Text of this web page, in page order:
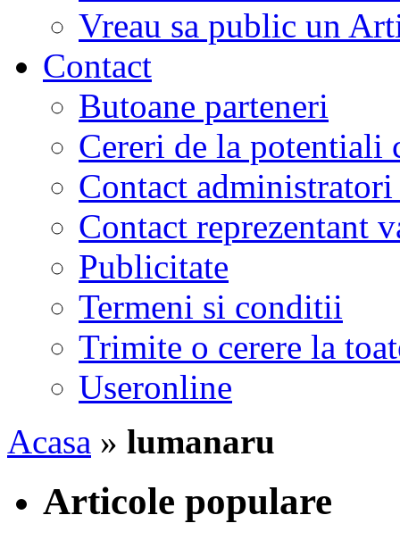
Vreau sa public un
Contact
Butoane parteneri
Cereri de la potentiali
Contact
Contact reprezentant
Publicitate
Termeni si conditii
Trimite o cerere la
Useronline
Acasa » lumanaru
Articole populare